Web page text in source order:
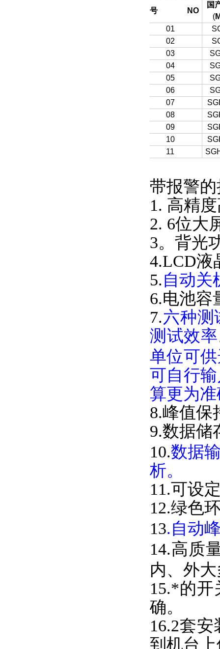
序号NO
国
(
01
02
03
04
05
06
07
08
09
10
11
带报警的
1. 高精度
2. 6位大屏
3。背光
4.LCD液
5.自动关
6.电池容
7.六种测
测试效率
单位可供
可自行输
算更为准确
8.峰值保
9.数据储
10.数据
析。
11.可设
12.绿色环
13.自动
14.高质
内、外
15.*的开
确。
16.2套安
到机台上